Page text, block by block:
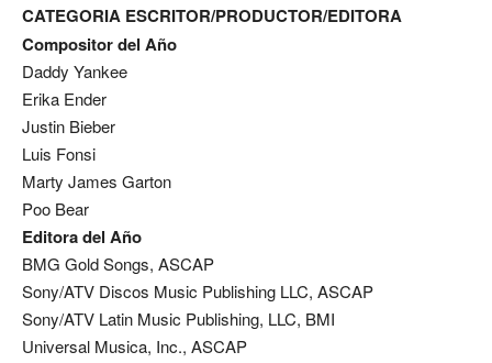
CATEGORIA ESCRITOR/PRODUCTOR/EDITORA
Compositor del Año
Daddy Yankee
Erika Ender
Justin Bieber
Luis Fonsi
Marty James Garton
Poo Bear
Editora del Año
BMG Gold Songs, ASCAP
Sony/ATV Discos Music Publishing LLC, ASCAP
Sony/ATV Latin Music Publishing, LLC, BMI
Universal Musica, Inc., ASCAP